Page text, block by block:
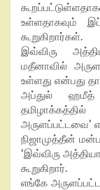
உள்ளதாகவும்
கூறுகிறார்கள்.
இவ்விரு
மதீனாவில்
உள்ளது என்பது
அப்துல்
அருளப்பட்டவை’
நிஜாமுத்தீன்
‘இவ்விரு
கூறுகிறார்.
எங்கே